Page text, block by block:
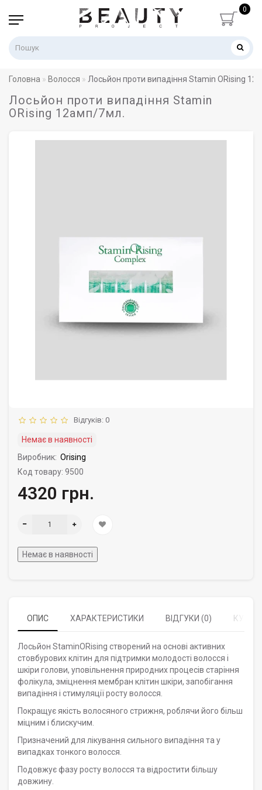
0
Головна Волосся Лосьйон проти випадіння Stamin ORising
Лосьйон проти випадіння Stamin
ORising 12амп/7мл.
Відгуків: 0
Немає в наявності
Виробник: Orising
Код товару: 9500
4320 грн.
Немає в наявності
ОПИС ХАРАКТЕРИСТИКИ ВІДГУКИ (0)
Лосьйон StaminORising створений на основі активних
стовбурових клітин для підтримки молодості волосся і
шкіри голови, уповільнення природних процесів старіння
фолікула, зміцнення мембран клітин шкіри, запобігання
випадіння і стимуляції росту волосся.
Покращує якість волосяного стрижня, роблячи його більш
міцним і блискучим.
Призначений для лікування сильного випадіння та у
випадках тонкого волосся.
Подовжує фазу росту волосся та відростити більшу
довжину.